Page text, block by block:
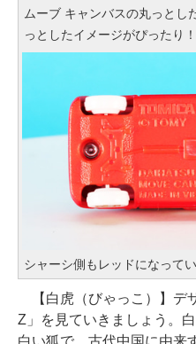
ムーブ キャンバスの丸っとし
っとしたイメージがぴったり！
シャーシ側もレッドになって
【白虎（びゃっこ）】デ
Z」を見ていきましょう。